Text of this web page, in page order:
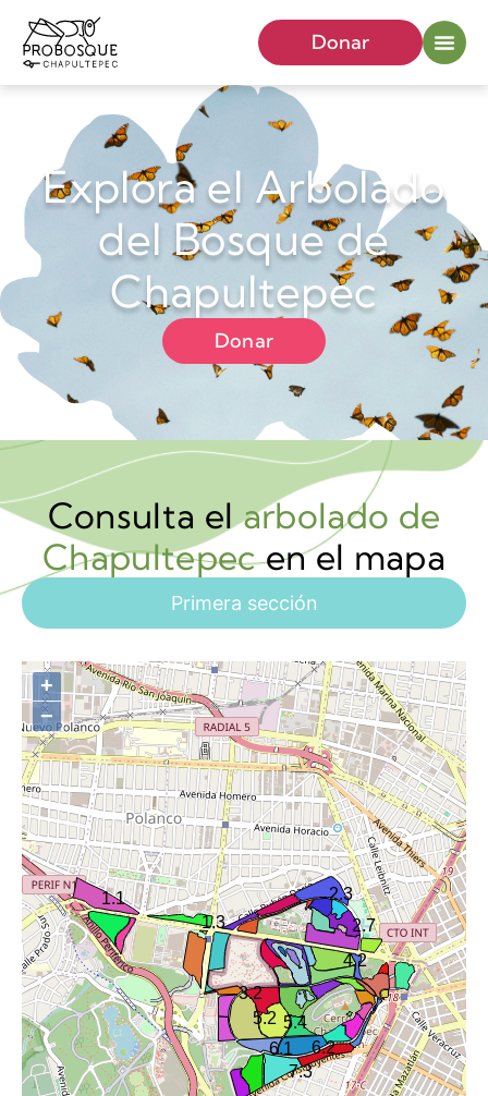
Donar
Explora el Arbolado
del Bosque de
Chapultepec
Donar
Consulta elarbolado de
Chapultepecen el mapa
Primera sección